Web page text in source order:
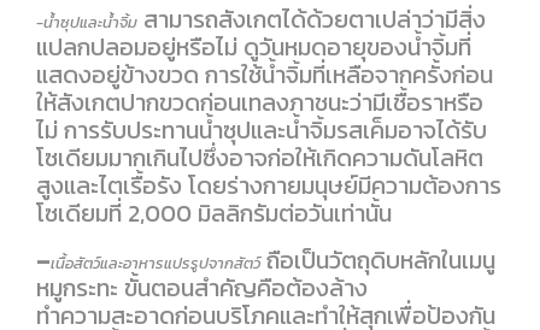
-น้ำซุปและน้ำจิ้ม สามารถสังเกตได้ด้วยตาเปล่าว่ามีสิ่ง
แปลกปลอมอยู่หรือไม่ ดูวันหมดอายุของน้ำจิ้มที่
แสดงอยู่ข้างขวด การใช้น้ำจิ้มที่เหลือจากครั้งก่อน
ให้สังเกตปากขวดก่อนเทลงภาชนะว่ามีเชื้อราหรือ
ไม่ การรับประทานน้ำซุปและน้ำจิ้มรสเค็มอาจได้รับ
โซเดียมมากเกินไปซึ่งอาจก่อให้เกิดความดันโลหิต
สูงและไตเรื้อรัง โดยร่างกายมนุษย์มีความต้องการ
โซเดียมที่ 2,000 มิลลิกรัมต่อวันเท่านั้น
–เนื้อสัตว์และอาหารแปรรูปจากสัตว์ถือเป็นวัตถุดิบหลักในเมนู
หมูกระทะ ขั้นตอนสำคัญคือต้องล้าง
ทำความสะอาดก่อนบริโภคและทำให้สุกเพื่อป้องกัน